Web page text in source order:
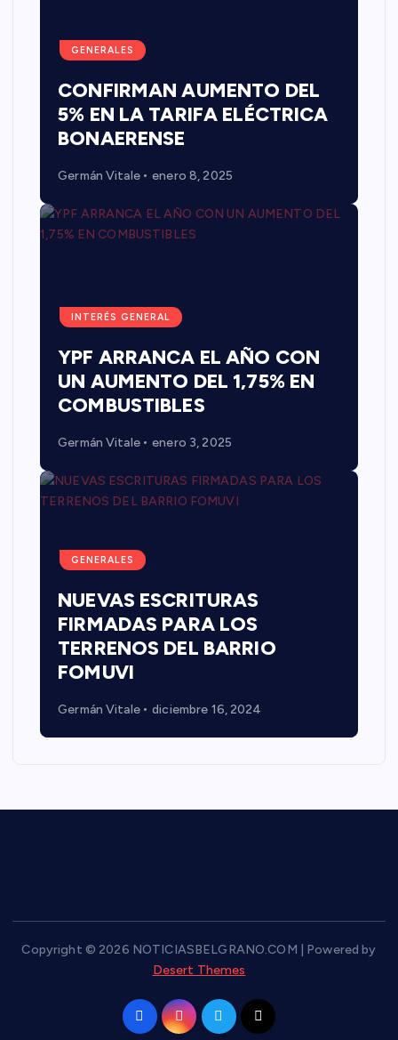
GENERALES
CONFIRMAN AUMENTO DEL
5% EN LA TARIFA ELÉCTRICA
BONAERENSE
Germán Vitale enero 8, 2025
INTERÉS GENERAL
YPF ARRANCA EL AÑO CON
UN AUMENTO DEL 1,75% EN
COMBUSTIBLES
Germán Vitale enero 3, 2025
GENERALES
NUEVAS ESCRITURAS
FIRMADAS PARA LOS
TERRENOS DEL BARRIO
FOMUVI
Germán Vitale diciembre 16, 2024
Copyright © 2026 NOTICIASBELGRANO.COM | Powered by
Desert Themes